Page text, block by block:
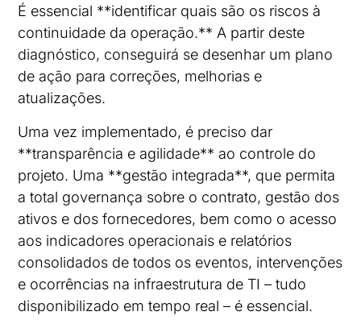
É essencial **identificar quais são os riscos à
continuidade da operação.** A partir deste
diagnóstico, conseguirá se desenhar um plano
de ação para correções, melhorias e
atualizações.
Uma vez implementado, é preciso dar
**transparência e agilidade** ao controle do
projeto. Uma **gestão integrada**, que permita
a total governança sobre o contrato, gestão dos
ativos e dos fornecedores, bem como o acesso
aos indicadores operacionais e relatórios
consolidados de todos os eventos, intervenções
e ocorrências na infraestrutura de TI – tudo
disponibilizado em tempo real – é essencial.